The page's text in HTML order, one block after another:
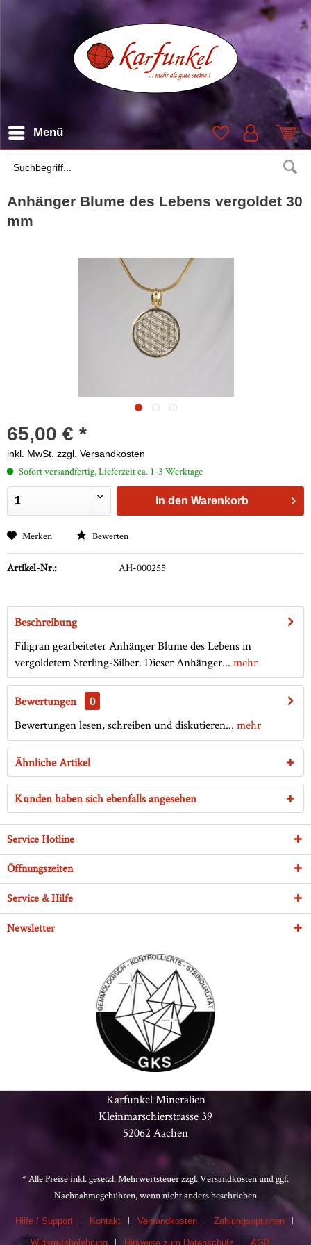
Suchen
Menü
Anhänger Blume des Lebens vergoldet 30
mm
65,00 € *
inkl. MwSt. zzgl. Versandkosten
Sofort versandfertig, Lieferzeit ca. 1-3 Werktage
In den Warenkorb
Merken Bewerten
Artikel-Nr.: AH-000255
Beschreibung
Filigran gearbeiteter Anhänger Blume des Lebens in
vergoldetem Sterling-Silber. Dieser Anhänger... mehr
Bewertungen
0
Bewertungen lesen, schreiben und diskutieren... mehr
Ähnliche Artikel
Kunden haben sich ebenfalls angesehen
Service Hotline
Öffnungszeiten
Service & Hilfe
Newsletter
Karfunkel Mineralien
Kleinmarschierstrasse 39
52062 Aachen
* Alle Preise inkl. gesetzl. Mehrwertsteuer zzgl.Versandkostenund ggf.
Nachnahmegebühren, wenn nicht anders beschrieben
Hilfe / Support Kontakt Versandkosten Zahlungsoptionen
Widerrufsbelehrung Hinweise zum Datenschutz AGB